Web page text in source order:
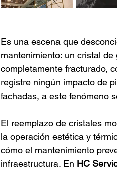
Es una escena que
mantenimiento: un cristal
completamente fracturado,
registre ningún impacto de
fachadas, a este fenómeno
El reemplazo de cristales
la operación estética y
cómo el mantenimiento
infraestructura. En HC